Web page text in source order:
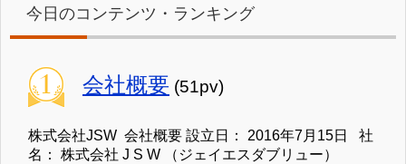
今日のコンテンツ・ランキング
会社概要 (51pv)
株式会社JSW 会社概要 設立日： 2016年7月15日 社
名： 株式会社 J S W （ジェイエスダブリュー）